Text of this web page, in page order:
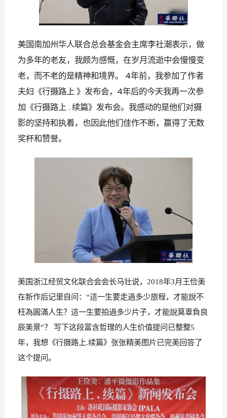
美国南加州华人联合总会基金会主席李社潮表示，做
为多年的老友，我颇为感慨，在岁月流逝中会慢慢变
老，而不老的是精神和境界。
4年前，我参加了作者
夫妇《行摄路上》发布会， 4年后的今天我再一次参
加《行摄路上 .续篇》发布会。我感动的是他们对摄
影的坚持和执着，也因此他们佳作不断，赢得了无数
奖杯和赞誉。
美国浙江经贸文化联合会会长马壮说，2018年3月王俭美
在新作后记里自问：“這一生要走過多少旅程，才能說不
枉為圓滿人生？這一生要拍過多少片子，才能說莫辜負良
辰美景”？ 写下这段富含哲理的人生价值提问已整整5
年，我想《行摄路上.续篇》张张精美图片已完美回答了
这个提问。